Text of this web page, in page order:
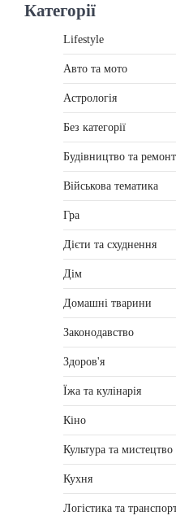
Категорії
Lifestyle
Авто та мото
Астрологія
Без категорії
Будівництво та ремонт
Військова тематика
Гра
Дієти та схуднення
Дім
Домашні тварини
Законодавство
Здоров'я
Їжа та кулінарія
Кіно
Культура та мистецтво
Кухня
Логістика та